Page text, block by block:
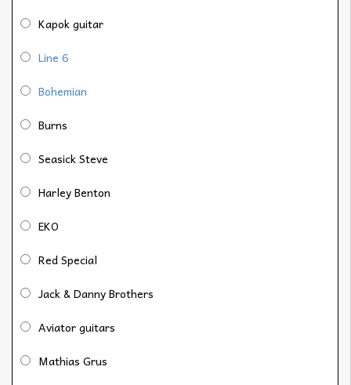
Kapok guitar
Line 6
Bohemian
Burns
Seasick Steve
Harley Benton
EKO
Red Special
Jack & Danny Brothers
Aviator guitars
Mathias Grus